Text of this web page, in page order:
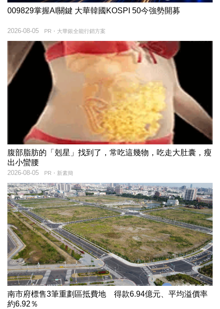
009829掌握AI關鍵 大華韓國KOSPI 50今強勢開募
PR・大華銀全能行銷方案
2026-08-05
腹部脂肪的「剋星」找到了，常吃這幾物，吃走大肚囊，瘦
出小蠻腰
PR・新素簡
2026-08-05
南市府標售3筆重劃區抵費地 得款6.94億元、平均溢價率
約6.92％